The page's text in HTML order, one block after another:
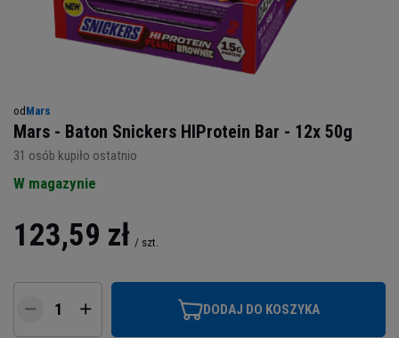
od Mars
Mars - Baton Snickers HIProtein Bar - 12x 50g
31 osób kupiło ostatnio
W magazynie
123,59 zł / szt.
DODAJ DO KOSZYKA